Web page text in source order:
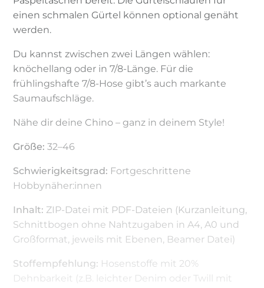
einen schmalen Gürtel können optional genäht
werden.
Du kannst zwischen zwei Längen wählen:
knöchellang oder in 7/8-Länge. Für die
frühlingshafte 7/8-Hose gibt’s auch markante
Saumaufschläge.
Nähe dir deine Chino – ganz in deinem Style!
Größe: 32–46
Schwierigkeitsgrad: Fortgeschrittene
Hobbynäher:innen
Inhalt: ZIP-Datei mit PDF-Dateien (Kurzanleitung,
Schnittbogen ohne Nahtzugaben in A4, A0 und
Großformat, jeweils mit Ebenen, Beamer Datei)
Stoffempfehlung: Hosenstoffe mit 20%
Dehnbarkeit (z.B. leichter Denim oder Twill mit